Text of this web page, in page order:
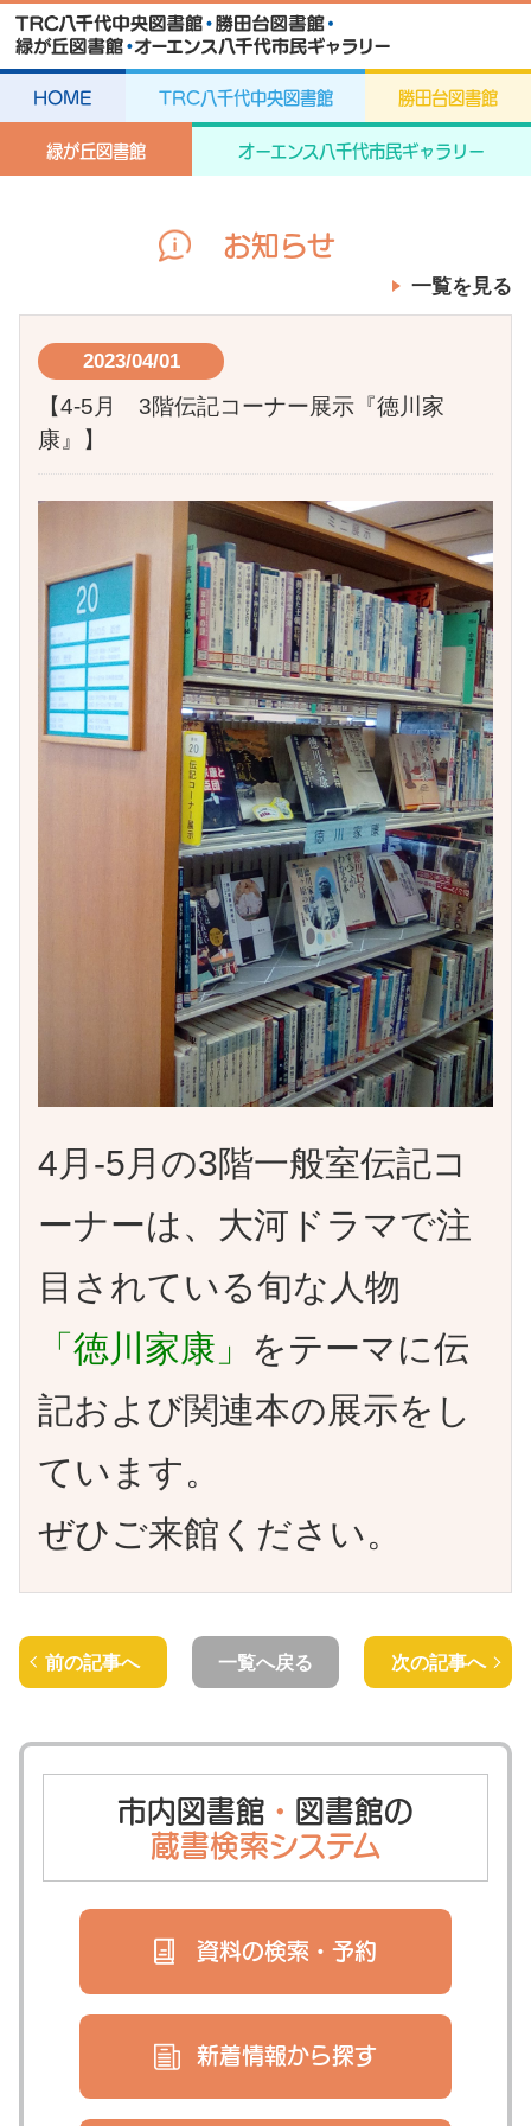
HOME TRC八千代中央図書館 勝田台図書館
緑が丘図書館 オーエンス八千代市民ギャラリー
お知らせ
一覧を見る
2023/04/01
【4-5月 3階伝記コーナー展示『徳川家
康』】
4月-5月の3階一般室伝記コ
ーナーは、大河ドラマで注
目されている旬な人物
「徳川家康」 をテーマに伝
記および関連本の展示をし
ています。
ぜひご来館ください。
前の記事へ 一覧へ戻る 次の記事へ
市内図書館 ・ 図書館の
蔵書検索システム
資料の検索・ 予約
新着情報から探す